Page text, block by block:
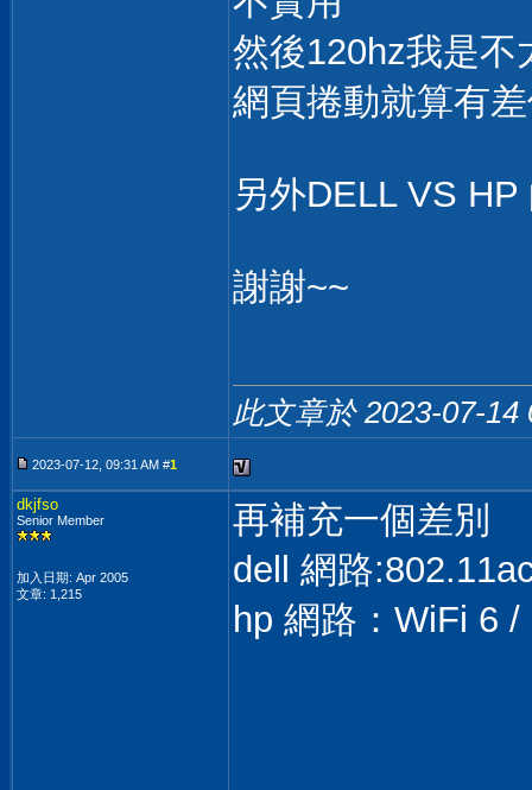
然後120hz我是不
網頁捲動就算有
另外DELL VS
謝謝~~
此文章於 2023-07-14
2023-07-12, 09:31 AM #1
dkjfso
Senior Member
加入日期: Apr 2005
文章: 1,215
再補充一個差別
dell 網路
hp 網路：WiFi 6